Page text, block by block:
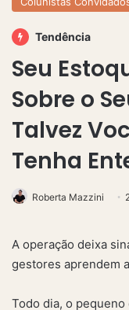
Tendência
Seu
Sobre o
Talvez
Tenha
Roberta Mazzini
A operação deixa
gestores aprendem
Todo dia, o